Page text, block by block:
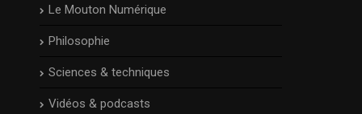
Le Mouton Numérique
Philosophie
Sciences & techniques
Vidéos & podcasts